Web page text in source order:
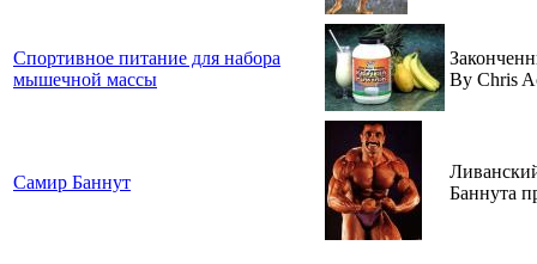
Спортивное питание для набора
мышечной массы
By Chris
Самир Баннут
Баннута